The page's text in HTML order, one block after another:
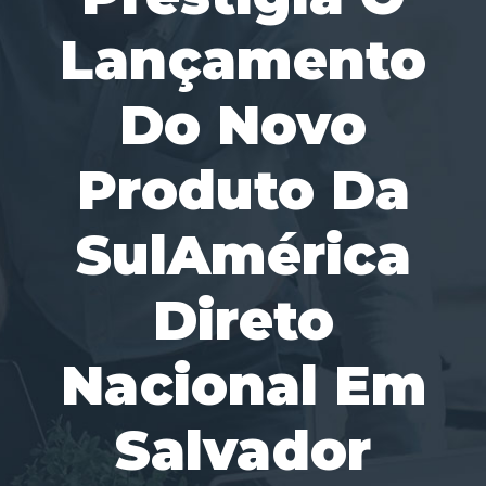
Lançamento
Do Novo
Produto Da
SulAmérica
Direto
Nacional Em
Salvador